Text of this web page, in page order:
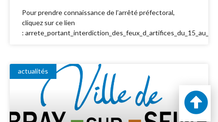
Pour prendre connaissance de l’arrêté préfectoral,
cliquez sur ce lien
:
actualités